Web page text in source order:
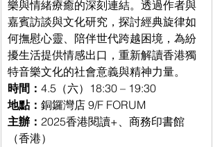
樂與情緒療癒的深刻連結。透過作者與
嘉賓訪談與文化研究，探討經典旋律如
何撫慰心靈、陪伴世代跨越困境，為紛
擾生活提供情感出口，重新解讀香港獨
特音樂文化的社會意義與精神力量。
時間： 4.5（六）18:30 – 19:30
地點： 銅鑼灣店 9/F FORUM
主辦： 2025香港閱讀+、商務印書館
（香港）